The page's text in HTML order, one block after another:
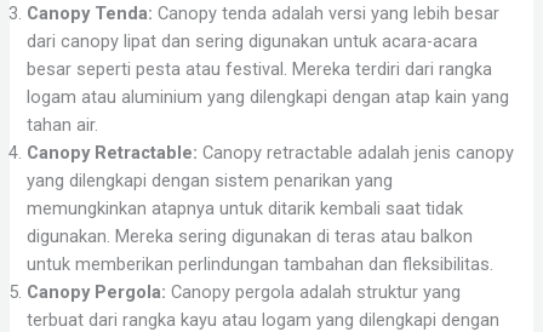
Canopy Tenda: Canopy tenda adalah versi yang lebih besar
dari canopy lipat dan sering digunakan untuk acara-acara
besar seperti pesta atau festival. Mereka terdiri dari rangka
logam atau aluminium yang dilengkapi dengan atap kain yang
tahan air.
Canopy Retractable: Canopy retractable adalah jenis canopy
yang dilengkapi dengan sistem penarikan yang
memungkinkan atapnya untuk ditarik kembali saat tidak
digunakan. Mereka sering digunakan di teras atau balkon
untuk memberikan perlindungan tambahan dan fleksibilitas.
Canopy Pergola: Canopy pergola adalah struktur yang
terbuat dari rangka kayu atau logam yang dilengkapi dengan